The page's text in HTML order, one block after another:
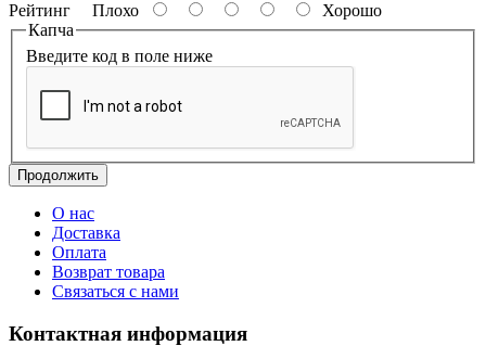
Рейтинг Плохо
Хорошо
Капча
Введите код в поле ниже
Продолжить
О нас
Доставка
Оплата
Возврат товара
Связаться с нами
Контактная информация